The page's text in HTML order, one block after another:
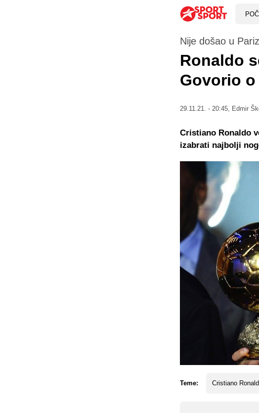
Nije došao u Pariz
Ronaldo
Govorio
29.11.21. - 20:45, Edmir
Teme: Cristiano
Cristiano Ronaldo
izabrati najbolji